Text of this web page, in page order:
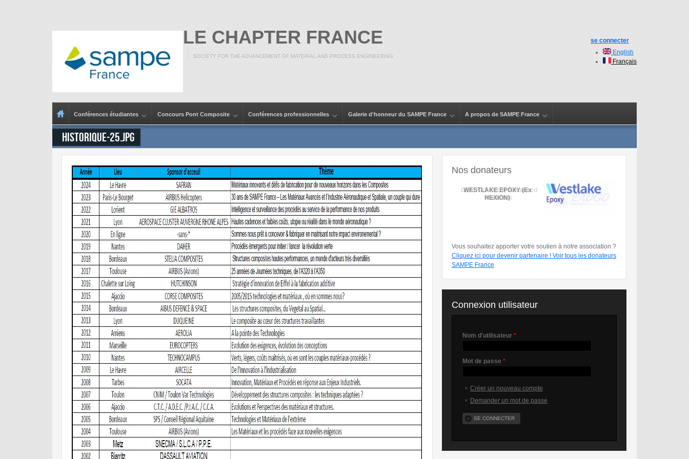
LE CHAPTER FRANCE
SOCIETY FOR THE ADVANCEMENT OF MATERIAL AND PROCESS ENGINEERING
se connecter
English
Français
Menu principal
Conférences étudiantes Concours Pont Composite Conférences professionnelles Galerie d'honneur du SAMPE France A propos de SAMPE France
historique-25.JPG
Nos donateurs
WESTLAKE EPOXY (Ex
HEXION)
Vous souhaitez apporter votre soutien à notre association ?
Cliquez ici pour devenir partenaire ! Voir tous les donateurs
SAMPE France
Connexion utilisateur
Nom d'utilisateur *
Mot de passe *
Créer un nouveau compte
Demander un mot de passe